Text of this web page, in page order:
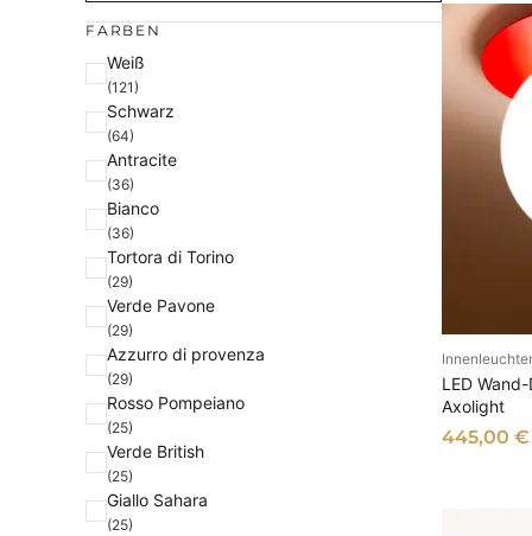
FARBEN
F
e
Weiß
(121)
Schwarz
(64)
Antracite
(36)
Bianco
(36)
Tortora di Torino
(29)
Verde Pavone
(29)
Azzurro di provenza
(29)
Rosso Pompeiano
(25)
Verde British
(25)
Giallo Sahara
(25)
LED
Axolight
445,00 €